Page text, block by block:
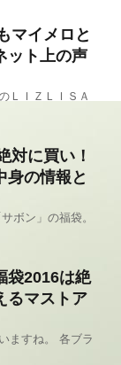
マイメロと
ット上の声
ＬＩＺＬＩＳＡ
対に買い！
身の情報と
ボン」の福袋。
袋2016は絶
るマストア
ますね。 各ブラ